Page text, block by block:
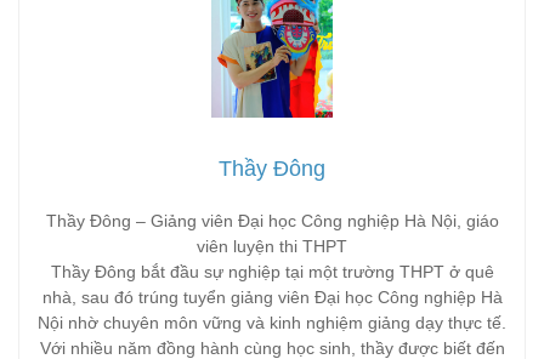
Thầy Đông
Thầy Đông – Giảng viên Đại học Công nghiệp Hà Nội, giáo
viên luyện thi THPT
Thầy Đông bắt đầu sự nghiệp tại một trường THPT ở quê
nhà, sau đó trúng tuyển giảng viên Đại học Công nghiệp Hà
Nội nhờ chuyên môn vững và kinh nghiệm giảng dạy thực tế.
Với nhiều năm đồng hành cùng học sinh, thầy được biết đến